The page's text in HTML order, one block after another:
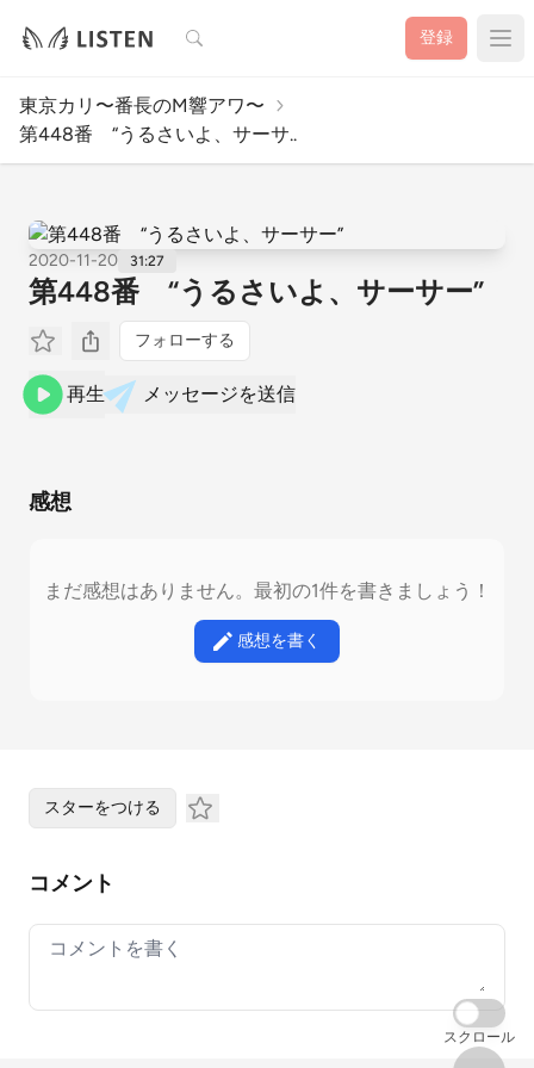
検索 登録
東京カリ〜番長のM響アワ〜
第448番 “うるさいよ、サーサ..
2020-11-20 31:27
第448番 “うるさいよ、サーサー”
フォローする
再生 メッセージを送信
感想
まだ感想はありません。最初の1件を書きましょう！
感想を書く
スターをつける
コメント
Your comment
スクロール